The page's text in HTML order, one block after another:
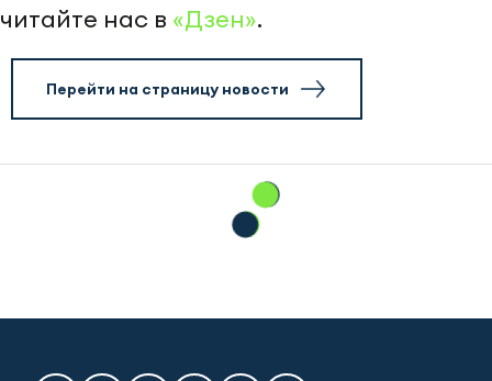
читайте нас в «Дзен».
Перейти на страницу новости